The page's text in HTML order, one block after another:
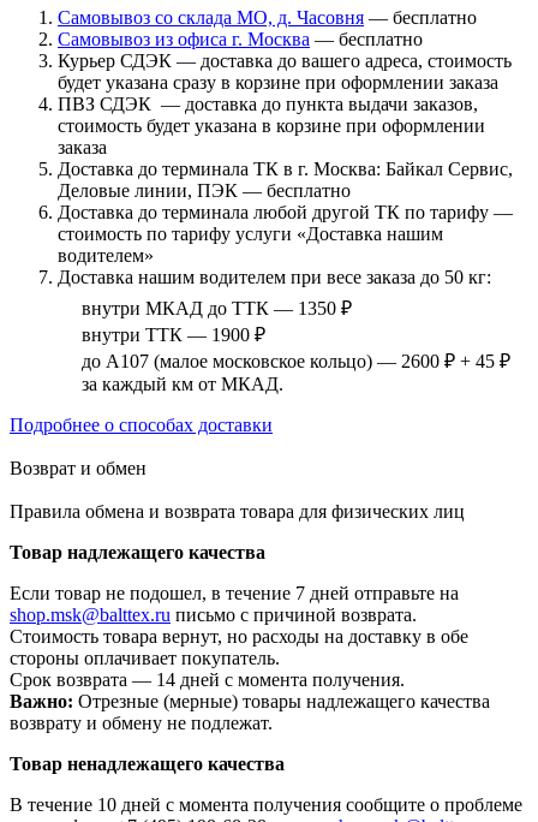
Самовывоз со склада МО, д. Часовня — бесплатно
Самовывоз из офиса г. Москва — бесплатно
Курьер СДЭК — доставка до вашего адреса, стоимость
будет указана сразу в корзине при оформлении заказа
ПВЗ СДЭК — доставка до пункта выдачи заказов,
стоимость будет указана в корзине при оформлении
заказа
Доставка до терминала ТК в г. Москва: Байкал Сервис,
Деловые линии, ПЭК — бесплатно
Доставка до терминала любой другой ТК по тарифу —
стоимость по тарифу услуги «Доставка нашим
водителем»
Доставка нашим водителем при весе заказа до 50 кг:
внутри МКАД до ТТК — 1350 ₽
внутри ТТК — 1900 ₽
до А107 (малое московское кольцо) — 2600 ₽ + 45 ₽
за каждый км от МКАД.
Подробнее о способах доставки
Возврат и обмен
Правила обмена и возврата товара для физических лиц
Товар надлежащего качества
Если товар не подошел, в течение 7 дней отправьте на
shop.msk@balttex.ru письмо с причиной возврата.
Стоимость товара вернут, но расходы на доставку в обе
стороны оплачивает покупатель.
Срок возврата — 14 дней с момента получения.
Важно: Отрезные (мерные) товары надлежащего качества
возврату и обмену не подлежат.
Товар ненадлежащего качества
В течение 10 дней с момента получения сообщите о проблеме